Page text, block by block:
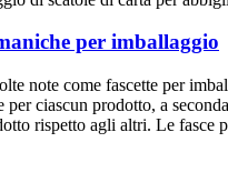
per imballaggio
note come fascette per
per ciascun prodotto, a
rispetto agli altri. Le fasce